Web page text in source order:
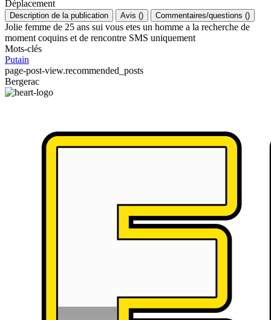
Déplacement
Description de la publication Avis () Commentaires/questions ()
Jolie femme de 25 ans sui vous etes un homme a la recherche de
moment coquins et de rencontre SMS uniquement
Mots-clés
Putain
page-post-view.recommended_posts
Bergerac